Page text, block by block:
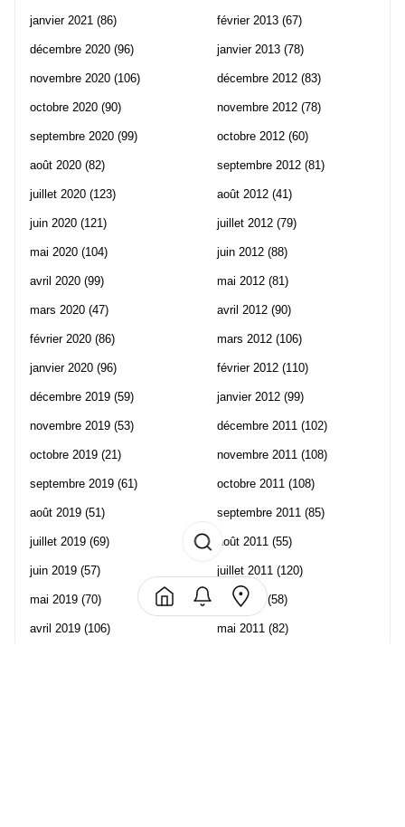
janvier 2021 (86)
décembre 2020 (96)
novembre 2020 (106)
octobre 2020 (90)
septembre 2020 (99)
août 2020 (82)
juillet 2020 (123)
juin 2020 (121)
mai 2020 (104)
avril 2020 (99)
mars 2020 (47)
février 2020 (86)
janvier 2020 (96)
décembre 2019 (59)
novembre 2019 (53)
octobre 2019 (21)
septembre 2019 (61)
août 2019 (51)
juillet 2019 (69)
juin 2019 (57)
mai 2019 (70)
avril 2019 (106)
février 2013 (67)
janvier 2013 (78)
décembre 2012 (83)
novembre 2012 (78)
octobre 2012 (60)
septembre 2012 (81)
août 2012 (41)
juillet 2012 (79)
juin 2012 (88)
mai 2012 (81)
avril 2012 (90)
mars 2012 (106)
février 2012 (110)
janvier 2012 (99)
décembre 2011 (102)
novembre 2011 (108)
octobre 2011 (108)
septembre 2011 (85)
août 2011 (55)
juillet 2011 (120)
juin 2011 (58)
mai 2011 (82)